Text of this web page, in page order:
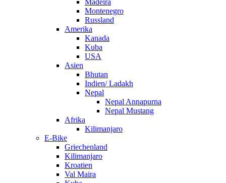
Madeira
Montenegro
Russland
Amerika
Kanada
Kuba
USA
Asien
Bhutan
Indien/ Ladakh
Nepal
Nepal Annapurna
Nepal Mustang
Afrika
Kilimanjaro
E-Bike
Griechenland
Kilimanjaro
Kroatien
Val Maira